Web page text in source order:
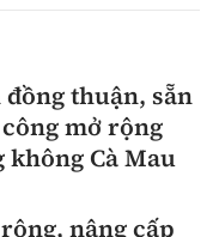
thuận, sẵn
mở rộng
không Cà Mau
nâng cấp